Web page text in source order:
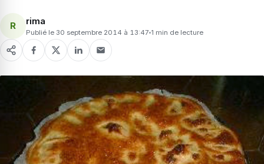
R rima
Publié le 30 septembre 2014 à 13:47 1 min de lecture